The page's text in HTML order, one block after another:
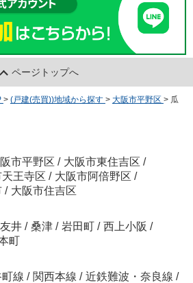
ページトップへ
> (戸建(売買))地域から探す > 大阪市平野区 > 瓜
市平野区 / 大阪市東住吉区 /
王寺区 / 大阪市阿倍野区 /
/ 大阪市住吉区
友井 / 桑津 / 岩田町 / 西上小阪 /
町
線 / 関西本線 / 近鉄難波・奈良線 /